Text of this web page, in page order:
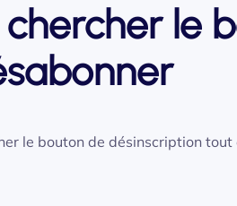
le
le bouton de désinscription tout